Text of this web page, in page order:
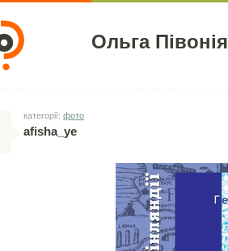
Ольга Півонія
категорії: фото
afisha_ye